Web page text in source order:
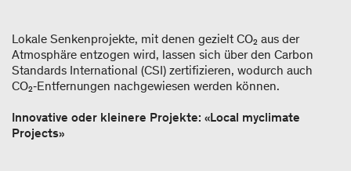
Lokale Senkenprojekte, mit denen gezielt CO₂ aus der
Atmosphäre entzogen wird, lassen sich über den Carbon
Standards International (CSI) zertifizieren, wodurch auch
CO₂‑Entfernungen nachgewiesen werden können.
Innovative oder kleinere Projekte: «Local myclimate
Projects»